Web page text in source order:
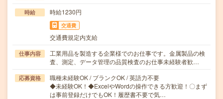
時給 時給1230円
交通費
交通費規定内支給
仕事内容
工業用品を製造する企業様でのお仕事です。金属製品の検
査、測定、データ管理の品質検査のお仕事未経験者歓…
応募資格
職種未経験OK / ブランクOK / 英語力不要
◆未経験OK！◆ExcelやWordの操作できる方歓迎！〇まず
は事前登録だけでもOK！履歴書不要で気…